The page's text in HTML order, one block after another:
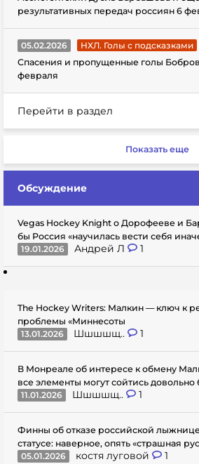
результативных передач россиян 6
05.02.2026
НХЛ. Голы с подсказками
Спасения и пропущенные голы
февраля
Перейти в раздел
Показать еще
Обсуждение
Vegas Hockey Knight о Дорофееве и
бы Россия «научилась вести себя
19.01.2026
Андрей Л 1
The Hockey Writers: Малкин — ключ к
проблемы «Миннесоты
13.01.2026
Шшшшщ.. 1
В Монреале об интересе к обмену
все элементы могут сойтись довольно
11.01.2026
Шшшшщ.. 1
Финны об отказе российской
статусе: наверное, опять «страшная
05.01.2026
костя луговой 1